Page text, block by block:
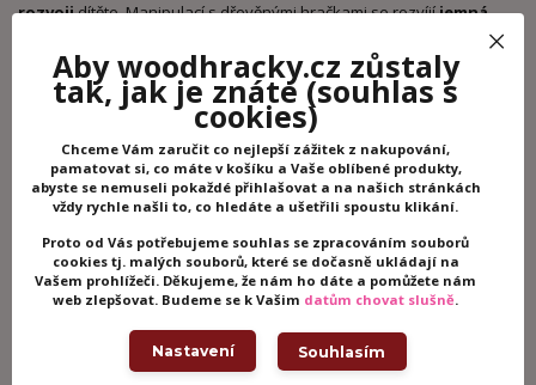
rozvojidítěte. Manipulací s dřevěnými hračkami se rozvíjíjemná
rozvíjíhmatová citlivost. Jemný povrch, pestré barvy a jedinečný
design zaručí, že se vaše ratolesti shračkou Janod
nikdy nebudou
nudit. Dřevo na hračkách Janod je ošetřeno tak, aby se neštiepilo,
(Forest Stewardship Council), což
označuje dřevo, které je vytěžené ze zodpovědně
obhospodařovaných lesů bez narušení rovnováhy v přírodě a
omezování původních obyvatel.
Francouzská společnost Janodje známa pestrou nabídkou
Hračky tohoto výrobce jsou nejen velmi zajímavé a zábavné, ale
přispívají také k rozvoji dětské inteligence. Mají veselé barvy a hebký
Aby woodhracky.cz zůstaly
tak, jak je znáte(souhlas s
cookies)
Chceme Vám zaručit co nejlepší zážitek z nakupování,
pamatovat si, co máte v košíku a Vaše oblíbené produkty,
abyste se nemuseli pokaždé přihlašovat a na našich stránkách
vždy rychle našli to, co hledáte a ušetřili spoustu klikání.
Proto od Vás potřebujeme souhlas se zpracováním souborů
cookies tj. malých souborů, které se dočasně ukládají na
Vašem prohlížeči. Děkujeme, že nám ho dáte a pomůžete nám
web zlepšovat. Budeme se k Vašim datům chovat slušně.
Nastavení Souhlasím